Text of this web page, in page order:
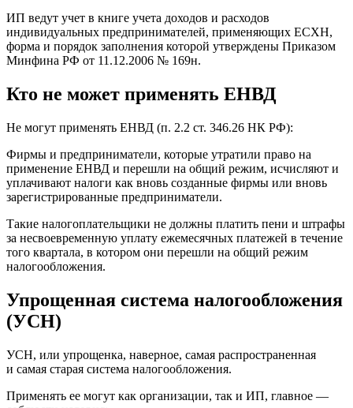
ИП ведут учет в книге учета доходов и расходов
индивидуальных предпринимателей, применяющих ЕСХН,
форма и порядок заполнения которой утверждены Приказом
Минфина РФ от 11.12.2006 № 169н.
Кто не может применять ЕНВД
Не могут применять ЕНВД (п. 2.2 ст. 346.26 НК РФ):
Фирмы и предприниматели, которые утратили право на
применение ЕНВД и перешли на общий режим, исчисляют и
уплачивают налоги как вновь созданные фирмы или вновь
зарегистрированные предприниматели.
Такие налогоплательщики не должны платить пени и штрафы
за несвоевременную уплату ежемесячных платежей в течение
того квартала, в котором они перешли на общий режим
налогообложения.
Упрощенная система налогообложения
(УСН)
УСН, или упрощенка, наверное, самая распространенная
и самая старая система налогообложения.
Применять ее могут как организации, так и ИП, главное —